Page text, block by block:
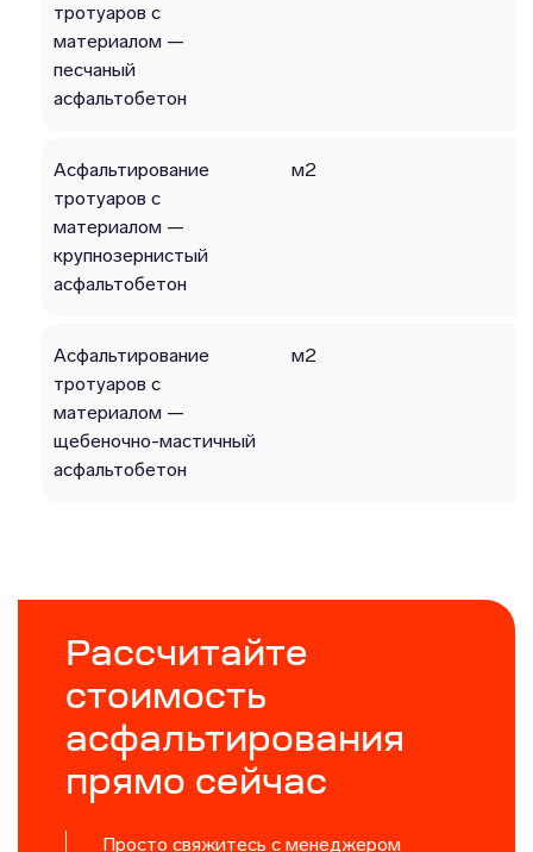
тротуаров с
материалом —
песчаный
асфальтобетон
Асфальтирование
тротуаров с
материалом —
крупнозернистый
асфальтобетон
м2
Асфальтирование
тротуаров с
материалом —
щебеночно-мастичный
асфальтобетон
м2
Рассчитайте
стоимость
асфальтирования
прямо сейчас
Просто свяжитесь с менеджером